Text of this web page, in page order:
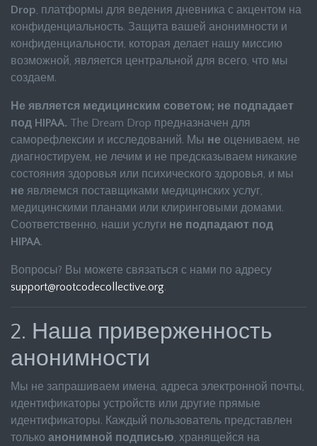
Drop, платформы для ведения дневника с акцентом на
конфиденциальность. Защита вашей анонимности и
конфиденциальности, которая делает нашу миссию
возможной, является центральной для всего, что мы
создаем.
Не является медицинским советом; не подпадает
под HIPAA. The Dream Drop предназначен для
саморефлексии и исследований. Мы не оцениваем, не
диагностируем, не лечим и не предсказываем никакие
состояния здоровья или психического здоровья, и мы
не являемся поставщиками медицинских услуг,
медицинскими планами или клиринговыми домами.
Соответственно, наши услуги не подпадают под
HIPAA.
Вопросы? Вы можете связаться с нами по адресу
support@rootcodecollective.org.
2. Наша приверженность
анонимности
Мы не запрашиваем имена, адреса электронной почты,
идентификаторы устройств или другие прямые
идентификаторы. Каждый пользователь представлен
только анонимной подписью, хранящейся на